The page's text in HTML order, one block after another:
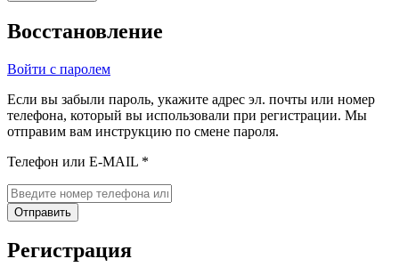
Восстановление
Войти с паролем
Если вы забыли пароль, укажите адрес эл. почты или номер
телефона, который вы использовали при регистрации. Мы
отправим вам инструкцию по смене пароля.
Телефон или E-MAIL *
Отправить
Регистрация